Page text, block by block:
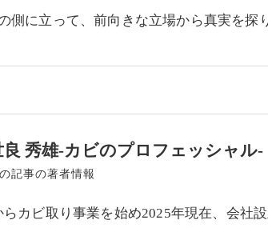
に立って、前向きな立場から真実を探
良 秀雄-カビのプロフェッシャル-
記事の著者情報
らカビ取り事業を始め2025年現在、会社